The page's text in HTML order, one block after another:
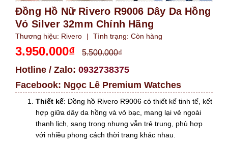
Đồng Hồ Nữ Rivero R9006 Dây Da Hồng
Vỏ Silver 32mm Chính Hãng
Thương hiệu: Rivero | Tình trạng: Còn hàng
3.950.000₫ 5.500.000₫
Hotline / Zalo: 0932738375
Facebook: Ngọc Lê Premium Watches
Thiết kế: Đồng hồ Rivero R9006 có thiết kế tinh tế, kết
hợp giữa dây da hồng và vỏ bạc, mang lại vẻ ngoài
thanh lịch, sang trọng nhưng vẫn trẻ trung, phù hợp
với nhiều phong cách thời trang khác nhau.